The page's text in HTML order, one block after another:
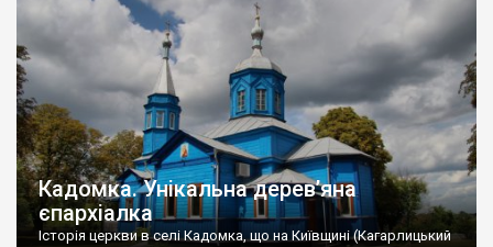
Кадомка. Унікальна дерев’яна
єпархіалка
Історія церкви в селі Кадомка, що на Київщині (Кагарлицький